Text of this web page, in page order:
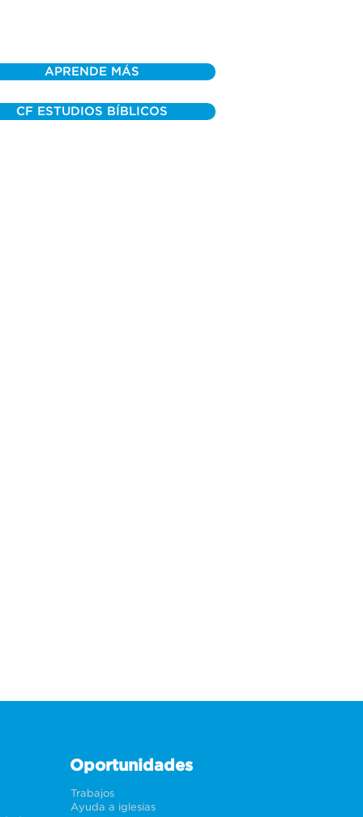
APRENDE MÁS
CF ESTUDIOS BÍBLICOS
Oportunidades
Trabajos
Ayuda a iglesias